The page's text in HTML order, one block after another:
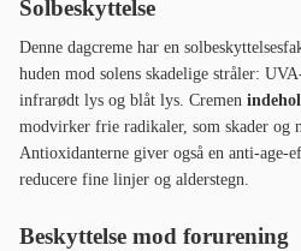
Solbeskyttelse
Denne dagcreme har en
huden mod solens skadelige stråler:
infrarødt lys og blåt lys. Cremen
modvirker frie radikaler, som skader og
Antioxidanterne giver også en anti-age-
reducere fine linjer og alderstegn.
Beskyttelse mod forurening